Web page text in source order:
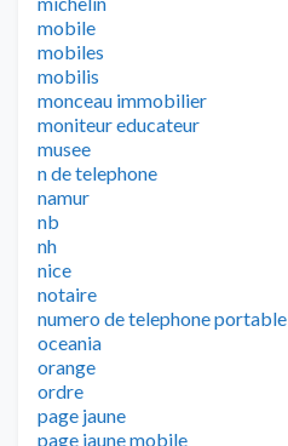
mobile
mobiles
mobilis
monceau immobilier
moniteur educateur
musee
n de telephone
namur
nb
nh
nice
notaire
numero de telephone portable
oceania
orange
ordre
page jaune
page jaune mobile